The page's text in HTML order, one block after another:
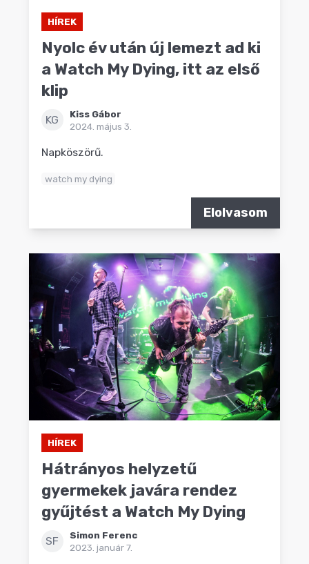
HÍREK
Nyolc év után új lemezt ad ki
a Watch My Dying, itt az első
klip
KG
Kiss Gábor
2024. május 3.
Napköszörű.
watch my dying
Elolvasom
HÍREK
Hátrányos helyzetű
gyermekek javára rendez
gyűjtést a Watch My Dying
SF
Simon Ferenc
2023. január 7.